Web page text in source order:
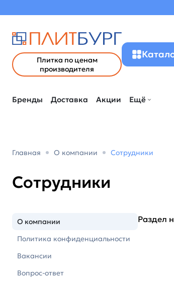
Плитка по ценам
производителя
Бренды Доставка Акции Ещё
Главная О компании Сотрудники
Сотрудники
О компании
Политика конфиденциальности
Вакансии
Вопрос-ответ
Раздел